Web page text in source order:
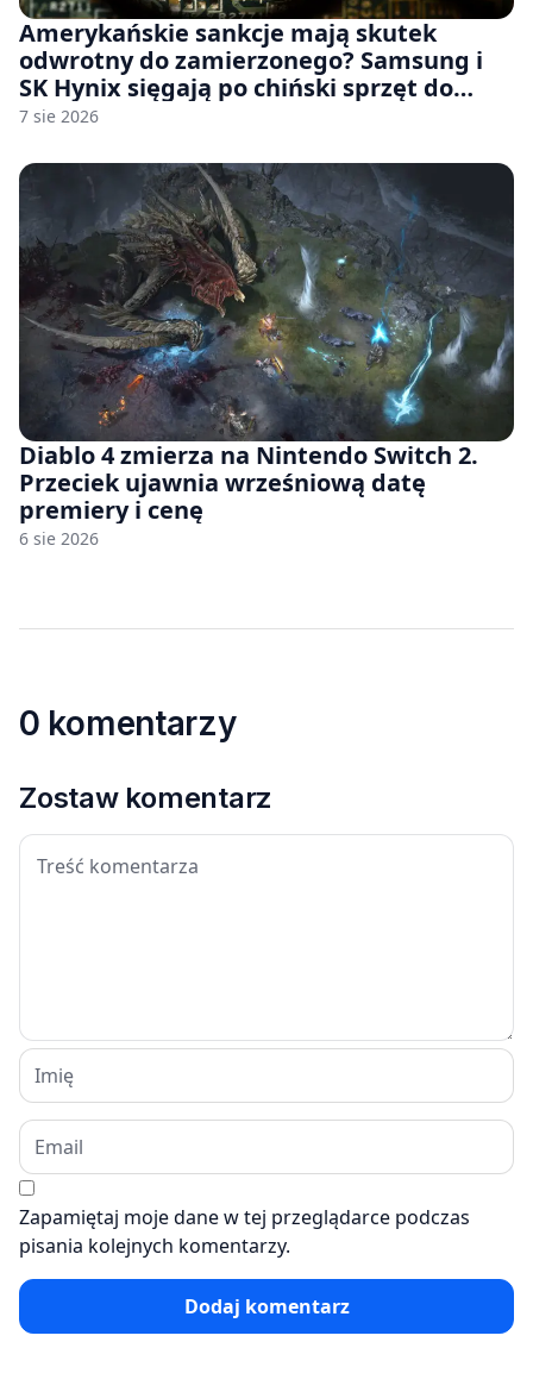
Amerykańskie sankcje mają skutek
odwrotny do zamierzonego? Samsung i
SK Hynix sięgają po chiński sprzęt do
fabryk chipów
7 sie 2026
Diablo 4 zmierza na Nintendo Switch 2.
Przeciek ujawnia wrześniową datę
premiery i cenę
6 sie 2026
0 komentarzy
Zostaw komentarz
Zapamiętaj moje dane w tej przeglądarce podczas
pisania kolejnych komentarzy.
Dodaj komentarz